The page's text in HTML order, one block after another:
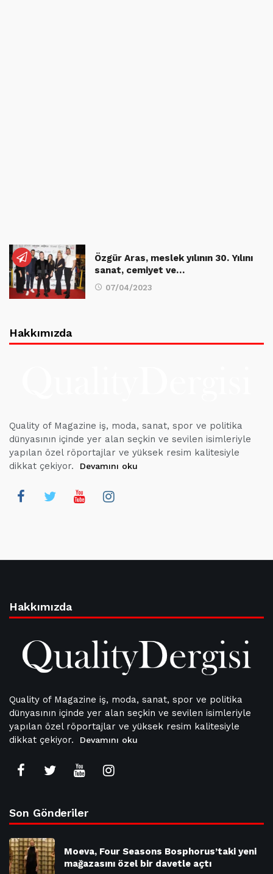
Özgür Aras, meslek yılının 30. Yılını
sanat, cemiyet ve…
07/04/2023
Hakkımızda
Quality of Magazine iş, moda, sanat, spor ve politika
dünyasının içinde yer alan seçkin ve sevilen isimleriyle
yapılan özel röportajlar ve yüksek resim kalitesiyle
dikkat çekiyor.
Devamını oku
Hakkımızda
Quality of Magazine iş, moda, sanat, spor ve politika
dünyasının içinde yer alan seçkin ve sevilen isimleriyle
yapılan özel röportajlar ve yüksek resim kalitesiyle
dikkat çekiyor.
Devamını oku
Son Gönderiler
Moeva, Four Seasons Bosphorus’taki yeni
mağazasını özel bir davetle açtı